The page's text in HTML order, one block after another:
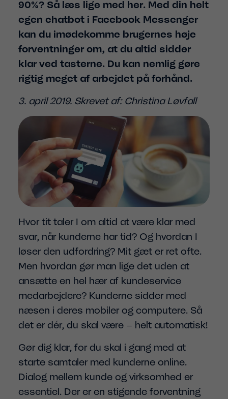
90%? Så læs lige med her. Med din helt
egen chatbot i Facebook Messenger
kan du imødekomme brugernes høje
forventninger om, at du altid sidder
klar ved tasterne. Du kan nemlig gøre
rigtig meget af arbejdet på forhånd.
3. april 2019. Skrevet af: Christina Løvfall
Hvor tit taler I om altid at være klar med
svar, når kunderne har tid? Og hvordan I
løser den udfordring? Mit gæt er ret ofte.
Men hvordan gør man lige det uden at
ansætte en hel hær af kundeservice
medarbejdere? Kunderne sidder med
næsen i deres mobiler og computere. Så
det er dér, du skal være – helt automatisk!
Gør dig klar, for du skal i gang med at
starte samtaler med kunderne online.
Dialog mellem kunde og virksomhed er
essentiel. Der er en stigende forventning